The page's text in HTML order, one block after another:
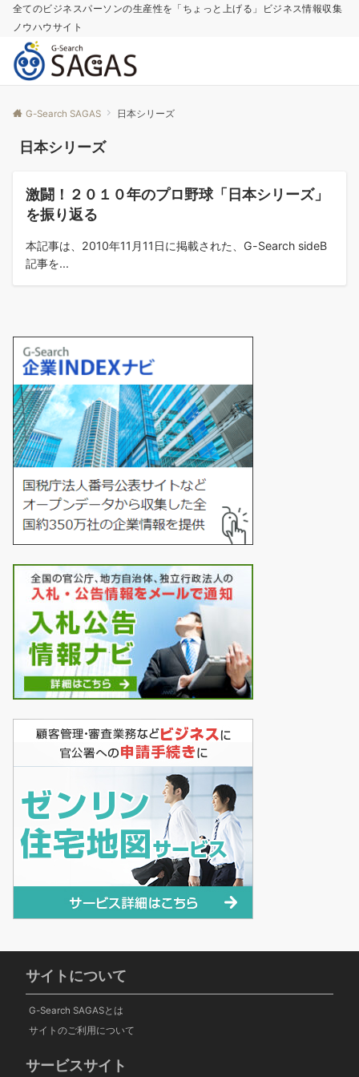
全てのビジネスパーソンの生産性を「ちょっと上げる」ビジネス情報収集
ノウハウサイト
G-Search SAGAS 日本シリーズ
日本シリーズ
激闘！２０１０年のプロ野球「日本シリーズ」
を振り返る
本記事は、2010年11月11日に掲載された、G-Search sideB
記事を...
サイトについて
G-Search SAGASとは
サイトのご利用について
サービスサイト